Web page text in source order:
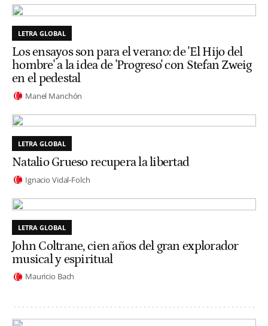
LETRA GLOBAL
Los ensayos son para el verano: de 'El Hijo del
hombre' a la idea de 'Progreso' con Stefan Zweig
en el pedestal
Manel Manchón
LETRA GLOBAL
Natalio Grueso recupera la libertad
Ignacio Vidal-Folch
LETRA GLOBAL
John Coltrane, cien años del gran explorador
musical y espiritual
Mauricio Bach